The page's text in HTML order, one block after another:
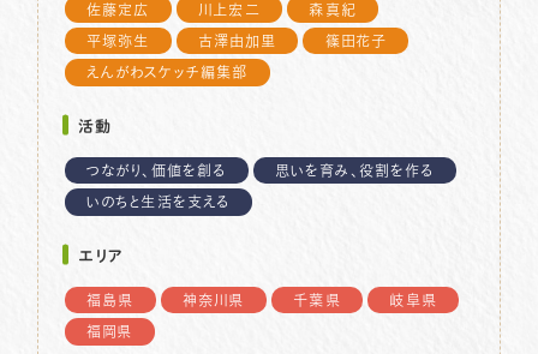
佐藤定広 川上宏二 森真紀
平塚弥生 古澤由加里 篠田花子
えんがわスケッチ編集部
活動
つながり、価値を創る 思いを育み、役割を作る
いのちと生活を支える
エリア
福島県 神奈川県 千葉県 岐阜県
福岡県